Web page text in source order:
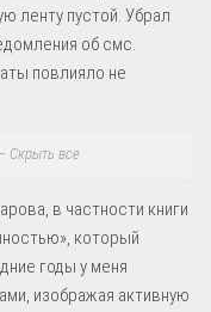
ленту пустой. Убрал
об смс.
повлияло не
Скрыть все
в частности книги
который
годы у меня
изображая активную